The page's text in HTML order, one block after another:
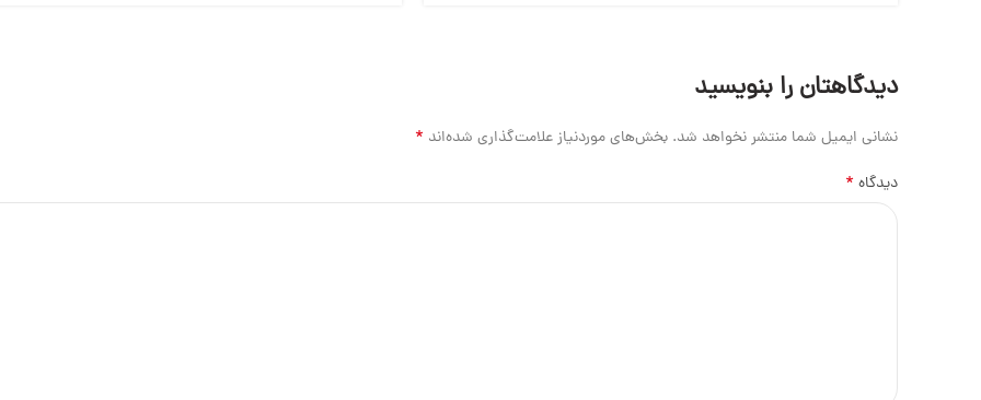
دیدگاهتان را بنویسید
نشانی ایمیل شما منتشر نخواهد شد. بخش‌های موردنیاز علامت‌گذاری شده‌اند *
دیدگاه *